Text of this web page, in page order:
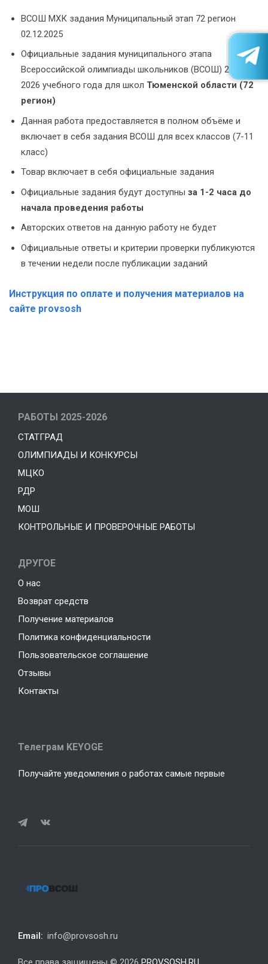
ВСОШ МХК задания Муниципальный этап 72 регион
02.12.2025
Официальные задания муниципального этапа
Всероссийской олимпиады школьников (ВСОШ) 2025-
2026 учебного года для школ Тюменской области (72
регион)
Данная работа предоставляется в полном объёме и
включает в себя задания ВСОШ для всех классов (7-11
класс)
Товар включает в себя официальные задания
Официальные задания будут доступны за 1-2 часа до
начала проведения работы
Авторских ответов на данную работу не будет
Официальные ответы и критерии проверки публикуются
в течении недели после публикации заданий
Инструкция по оплате и получения материалов на
сайте provsosh
РАБОТЫ 2025-2026
СТАТГРАД
ОЛИМПИАДЫ И КОНКУРСЫ
МЦКО
РДР
МОШ
КОНТРОЛЬНЫЕ И ПРОВЕРОЧНЫЕ РАБОТЫ
ДРУГОЕ
О нас
Возврат средств
Получение материалов
Политика конфиденциальности
Пользовательское соглашение
Отзывы
Контакты
Телеграм KEYOGE
Получайте уведомления о работах самые первые
Email: info@provsosh.ru